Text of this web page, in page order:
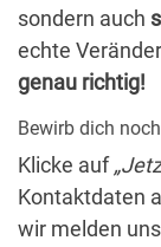
sondern auch
echte
genau richtig!
Bewirb dich
Klicke auf
Kontaktdaten
wir melden